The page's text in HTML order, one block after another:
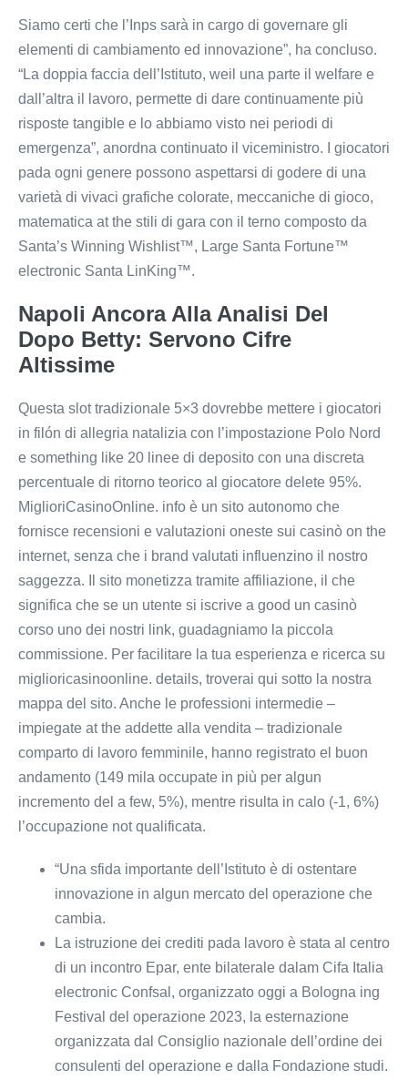
Siamo certi che l’Inps sarà in cargo di governare gli
elementi di cambiamento ed innovazione”, ha concluso.
“La doppia faccia dell’Istituto, weil una parte il welfare e
dall’altra il lavoro, permette di dare continuamente più
risposte tangible e lo abbiamo visto nei periodi di
emergenza”, anordna continuato il viceministro. I giocatori
pada ogni genere possono aspettarsi di godere di una
varietà di vivaci grafiche colorate, meccaniche di gioco,
matematica at the stili di gara con il terno composto da
Santa’s Winning Wishlist™, Large Santa Fortune™
electronic Santa LinKing™.
Napoli Ancora Alla Analisi Del
Dopo Betty: Servono Cifre
Altissime
Questa slot tradizionale 5×3 dovrebbe mettere i giocatori
in filón di allegria natalizia con l’impostazione Polo Nord
e something like 20 linee di deposito con una discreta
percentuale di ritorno teorico al giocatore delete 95%.
MiglioriCasinoOnline. info è un sito autonomo che
fornisce recensioni e valutazioni oneste sui casinò on the
internet, senza che i brand valutati influenzino il nostro
saggezza. Il sito monetizza tramite affiliazione, il che
significa che se un utente si iscrive a good un casinò
corso uno dei nostri link, guadagniamo la piccola
commissione. Per facilitare la tua esperienza e ricerca su
miglioricasinoonline. details, troverai qui sotto la nostra
mappa del sito. Anche le professioni intermedie –
impiegate at the addette alla vendita – tradizionale
comparto di lavoro femminile, hanno registrato el buon
andamento (149 mila occupate in più per algun
incremento del a few, 5%), mentre risulta in calo (-1, 6%)
l’occupazione not qualificata.
“Una sfida importante dell’Istituto è di ostentare
innovazione in algun mercato del operazione che
cambia.
La istruzione dei crediti pada lavoro è stata al centro
di un incontro Epar, ente bilaterale dalam Cifa Italia
electronic Confsal, organizzato oggi a Bologna ing
Festival del operazione 2023, la esternazione
organizzata dal Consiglio nazionale dell’ordine dei
consulenti del operazione e dalla Fondazione studi.